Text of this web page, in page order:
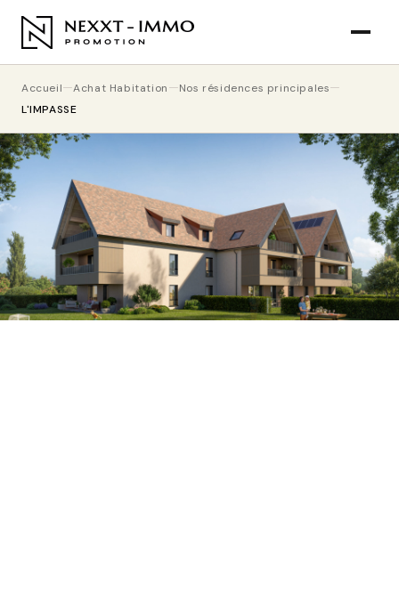
Accueil Achat Habitation
Nos résidences principales
L'IMPASSE